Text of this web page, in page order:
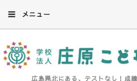
メニュー
広島県北にある、テストなし！成